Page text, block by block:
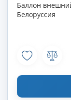
Баллон
Белоруссия